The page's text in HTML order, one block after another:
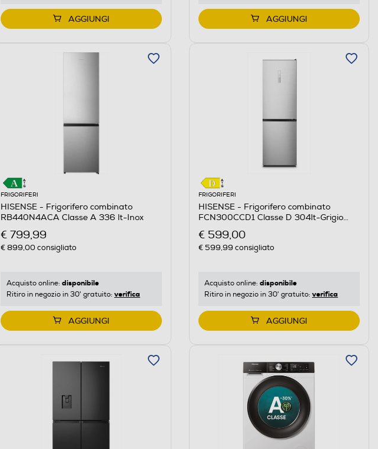
AGGIUNGI AGGIUNGI
FRIGORIFERI
HISENSE - Frigorifero combinato
RB440N4ACA Classe A 336 lt-Inox
€ 799,99
€ 899,00consigliato
Acquisto online: disponibile
Ritiro in negozio in 30' gratuito: verifica
AGGIUNGI
FRIGORIFERI
HISENSE - Frigorifero combinato
FCN300CCD1 Classe D 304lt-Grigio
€ 599,00
€ 599,99 consigliato
Acquisto online: disponibile
Ritiro in negozio in 30' gratuito: verifica
AGGIUNGI